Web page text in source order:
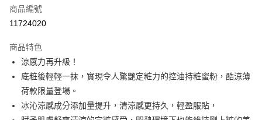
信用卡一次付款
LINE Pay
Apple Pay
街口支付
商品編號
11724020
商品特色
涼感力再升級！
底粧後輕輕一抹，實現令人驚艷定粧力的控油持粧蜜粉，酷涼薄
荷款限量登場。
冰沁涼感成分添加量提升，清涼感更持久，輕盈服貼，